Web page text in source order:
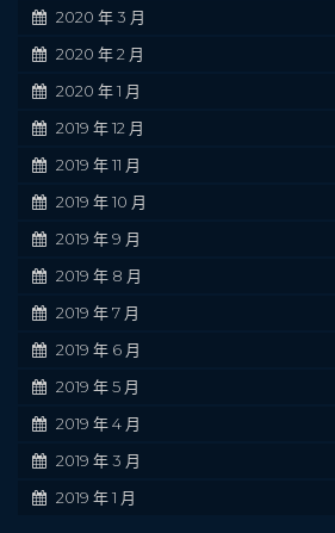
2020 年 3 月
2020 年 2 月
2020 年 1 月
2019 年 12 月
2019 年 11 月
2019 年 10 月
2019 年 9 月
2019 年 8 月
2019 年 7 月
2019 年 6 月
2019 年 5 月
2019 年 4 月
2019 年 3 月
2019 年 1 月